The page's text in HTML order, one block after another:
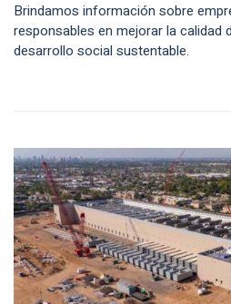
Brindamos información sobre
responsables en mejorar la calidad
desarrollo social sustentable.